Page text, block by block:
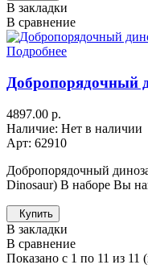
В закладки
В сравнение
Подробнее
Добропорядочный
4897.00 р.
Наличие: Нет в наличии
Арт: 62910
Добропорядочный
Dinosaur) В наборе Вы
Купить
В закладки
В сравнение
Показано с 1 по 11 из 11